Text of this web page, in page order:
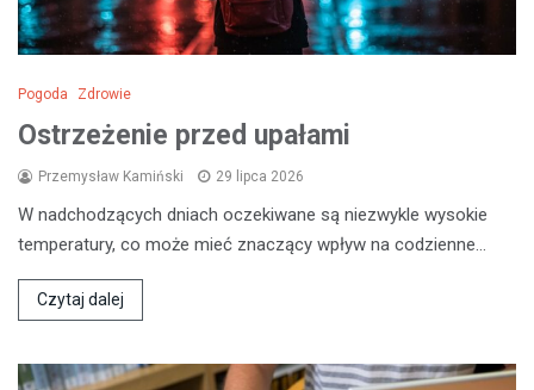
Pogoda Zdrowie
Ostrzeżenie przed upałami
Przemysław Kamiński 29 lipca 2026
W nadchodzących dniach oczekiwane są niezwykle wysokie
temperatury, co może mieć znaczący wpływ na codzienne…
Czytaj dalej